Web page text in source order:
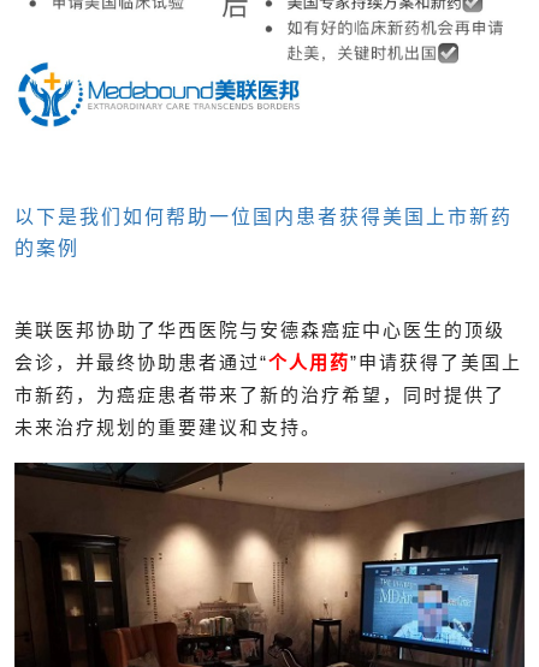
以下是我们如何帮助一位国内患者获得美国上市新药
的案例
美联医邦协助了华西医院与安德森癌症中心医生的顶级
会诊，并最终协助患者通过“个人用药”申请获得了美国上
市新药，为癌症患者带来了新的治疗希望，同时提供了
未来治疗规划的重要建议和支持。